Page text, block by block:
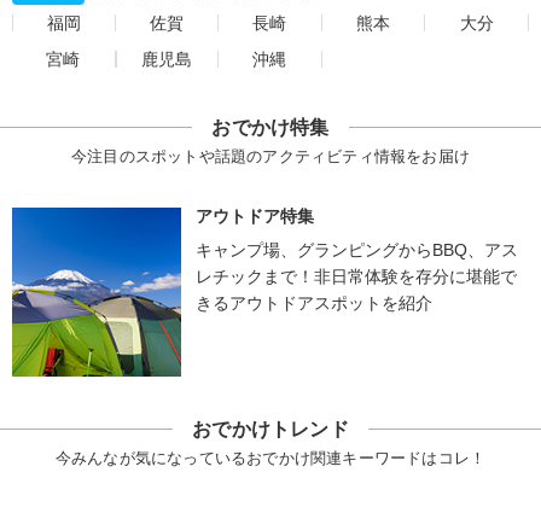
福岡
佐賀 長崎 熊本
大分
宮崎
鹿児島 沖縄
おでかけ特集
今注目のスポットや話題のアクティビティ情報をお届け
アウトドア特集
キャンプ場、グランピングからBBQ、アス
レチックまで！非日常体験を存分に堪能で
きるアウトドアスポットを紹介
おでかけトレンド
今みんなが気になっているおでかけ関連キーワードはコレ！